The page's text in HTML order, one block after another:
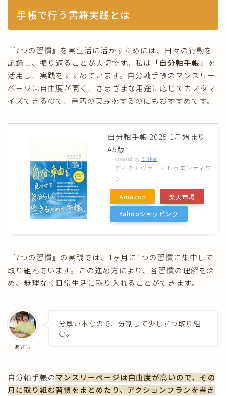
手帳で行う書籍実践とは
『7つの習慣』を実生活に活かすためには、日々の行動を
記録し、振り返ることが大切です。私は 「自分軸手帳」 を
活用し、実践をすすめています。自分軸手帳のマンスリー
ページは自由度が高く、さまざまな用途に応じてカスタマ
イズできるので、書籍の実践をするのにもおすすめです。
自分軸手帳 2025 1月始まり
A5版
created by Rinker
ディスカヴァー・トゥエンティワ
ン
Amazon 楽天市場
Yahooショッピング
『7つの習慣』の実践では、1ヶ月に1つの習慣に集中して
取り組んでいます。この進め方により、各習慣の理解を深
め、無理なく日常生活に取り入れることができます。
あさも
分厚い本なので、分割して少しずつ取り組
む。
自分軸手帳のマンスリーページは自由度が高いので、その
月に取り組む習慣をまとめたり、アクションプランを書き